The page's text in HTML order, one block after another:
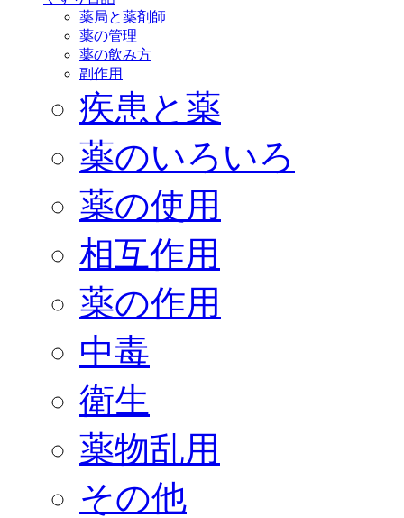
薬局と薬剤師
薬の管理
薬の飲み方
副作用
疾患と薬
薬のいろいろ
薬の使用
相互作用
薬の作用
中毒
衛生
薬物乱用
その他